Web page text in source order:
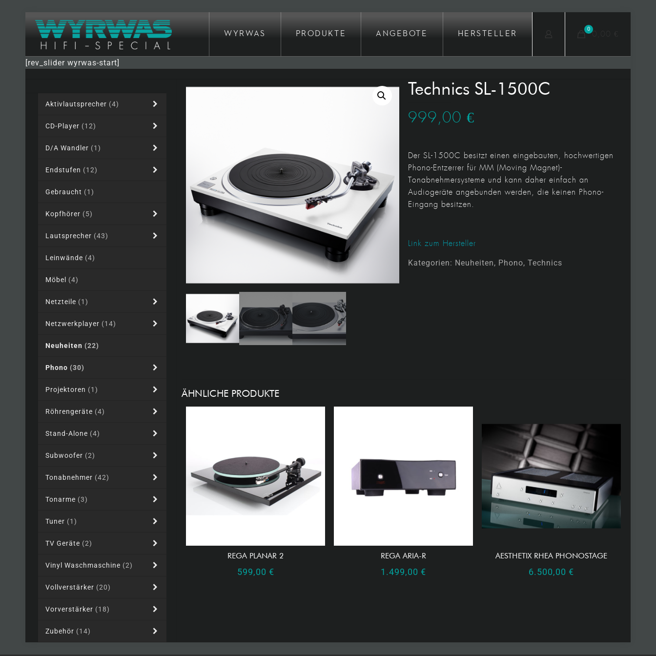
WYRWAS PRODUKTE ANGEBOTE HERSTELLER
0 0,00 €
[rev_slider wyrwas-start]
Technics SL-1500C
999,00€
Der SL-1500C besitzt einen eingebauten, hochwertigen
Phono-Entzerrer für MM (Moving Magnet)-
Tonabnehmersysteme und kann daher einfach an
Audiogeräte angebunden werden, die keinen Phono-
Eingang besitzen.
Link zum Hersteller
Kategorien: Neuheiten, Phono,Technics
ÄHNLICHE PRODUKTE
REGA PLANAR 2
599,00 €
REGA ARIA-R
1.499,00 €
AESTHETIX RHEA PHONOSTAGE
6.500,00 €
Aktivlautsprecher (4)
CD-Player (12)
D/A Wandler (1)
Endstufen (12)
Gebraucht (1)
Kopfhörer (5)
Lautsprecher (43)
Leinwände (4)
Möbel (4)
Netzteile (1)
Netzwerkplayer (14)
Neuheiten (22)
Phono (30)
Projektoren (1)
Röhrengeräte (4)
Stand-Alone (4)
Subwoofer (2)
Tonabnehmer (42)
Tonarme (3)
Tuner (1)
TV Geräte (2)
Vinyl Waschmaschine (2)
Vollverstärker (20)
Vorverstärker (18)
Zubehör (14)